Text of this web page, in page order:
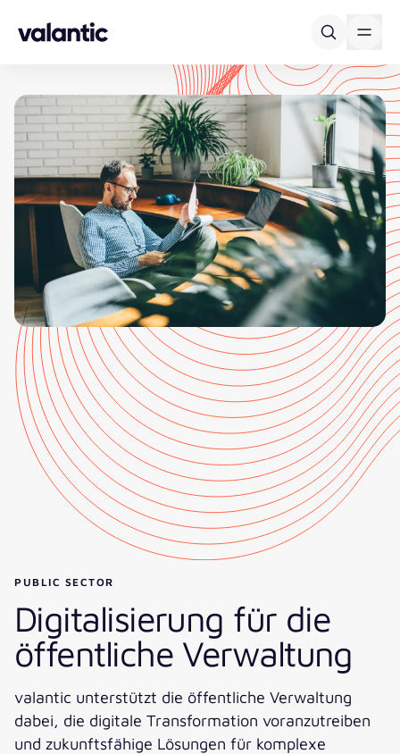
PUBLIC SECTOR
Digitalisierung für die
öffentliche Verwaltung
valantic unterstützt die öffentliche Verwaltung
dabei, die digitale Transformation voranzutreiben
und zukunftsfähige Lösungen für komplexe